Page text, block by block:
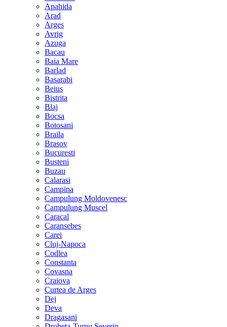
Apahida
Arad
Arges
Avrig
Azuga
Bacau
Baia Mare
Barlad
Basarabi
Beius
Bistrita
Blaj
Bocsa
Botosani
Braila
Brasov
Bucuresti
Busteni
Buzau
Calarasi
Campina
Campulung Moldovenesc
Campulung Muscel
Caracal
Caransebes
Carei
Cluj-Napoca
Codlea
Constanta
Covasna
Craiova
Curtea de Arges
Dej
Deva
Dragasani